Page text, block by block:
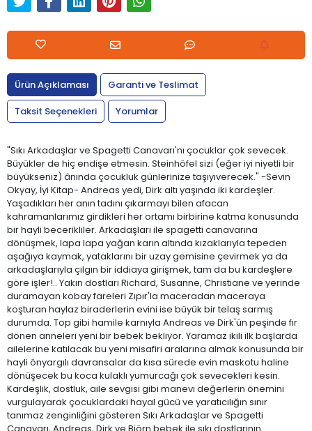
Ürün Açıklaması
Garanti ve Teslimat
Taksit Seçenekleri
Yorumlar
"Sıkı Arkadaşlar ve Spagetti Canavarı'nı çocuklar çok sevecek.
Büyükler de hiç endişe etmesin. Steinhöfel sizi (eğer iyi niyetli bir
büyükseniz) ânında çocukluk günlerinize taşıyıverecek." -Sevin
Okyay, İyi Kitap- Andreas yedi, Dirk altı yaşında iki kardeşler.
Yaşadıkları her anın tadını çıkarmayı bilen afacan
kahramanlarımız girdikleri her ortamı birbirine katma konusunda
bir hayli becerikliler. Arkadaşları ile spagetti canavarına
dönüşmek, lapa lapa yağan karın altında kızaklarıyla tepeden
aşağıya kaymak, yataklarını bir uzay gemisine çevirmek ya da
arkadaşlarıyla çılgın bir iddiaya girişmek, tam da bu kardeşlere
göre işler!.. Yakın dostları Richard, Susanne, Christiane ve yerinde
duramayan kobay fareleri Zıpır'la maceradan maceraya
koşturan haylaz biraderlerin evini ise büyük bir telaş sarmış
durumda. Top gibi hamile karnıyla Andreas ve Dirk'ün peşinde fır
dönen anneleri yeni bir bebek bekliyor. Yaramaz ikili ilk başlarda
ailelerine katılacak bu yeni misafiri aralarına almak konusunda bir
hayli önyargılı davransalar da kısa sürede evin maskotu haline
dönüşecek bu koca kulaklı yumurcağı çok sevecekleri kesin.
Kardeşlik, dostluk, aile sevgisi gibi manevi değerlerin önemini
vurgulayarak çocuklardaki hayal gücü ve yaratıcılığın sınır
tanımaz zenginliğini gösteren Sıkı Arkadaşlar ve Spagetti